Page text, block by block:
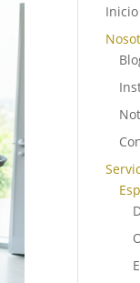
Inicio